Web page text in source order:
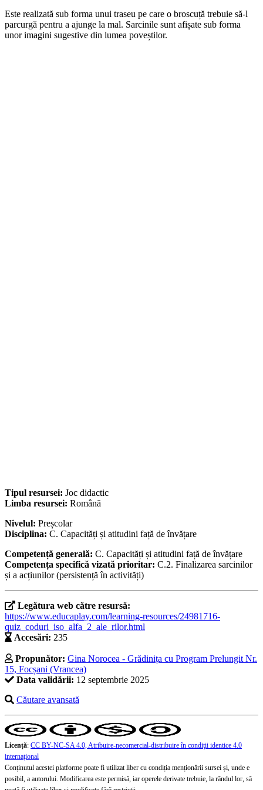
Este realizată sub forma unui traseu pe care o broscuță trebuie să-l
parcurgă pentru a ajunge la mal. Sarcinile sunt afișate sub forma
unor imagini sugestive din lumea poveștilor.
Tipul resursei: Joc didactic
Limba resursei: Română
Nivelul: Preșcolar
Disciplina: C. Capacități și atitudini față de învățare
Competență generală: C. Capacități și atitudini față de învățare
Competența specifică vizată prioritar: C.2. Finalizarea sarcinilor
și a acțiunilor (persistență în activități)
Legătura web către resursă:
https://www.educaplay.com/learning-resources/24981716-
quiz_coduri_iso_alfa_2_ale_rilor.html
Accesări: 235
Propunător: Gina Norocea - Grădinița cu Program Prelungit Nr.
15, Focșani (Vrancea)
Data validării: 12 septembrie 2025
Căutare avansată
Licență: CC BY-NC-SA 4.0, Atribuire-necomercial-distribuire în condiţii identice 4.0
internațional
Conținutul acestei platforme poate fi utilizat liber cu condiția menționării sursei și, unde e
posibil, a autorului. Modificarea este permisă, iar operele derivate trebuie, la rândul lor, să